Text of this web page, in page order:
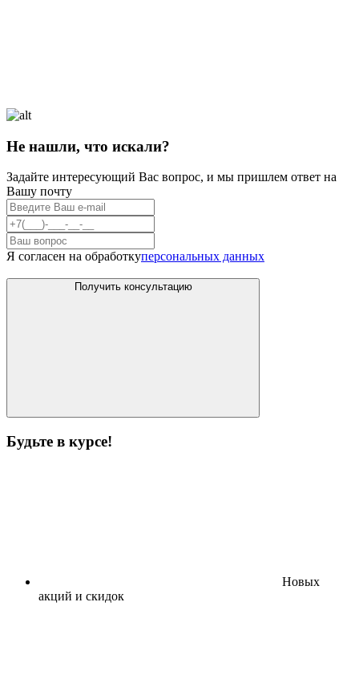
Не нашли, что искали?
Задайте интересующий Вас вопрос, и мы пришлем ответ на
Вашу почту
Я согласен на обработкуперсональных данных
Получить консультацию
Будьте в курсе!
Новых
акций и скидок